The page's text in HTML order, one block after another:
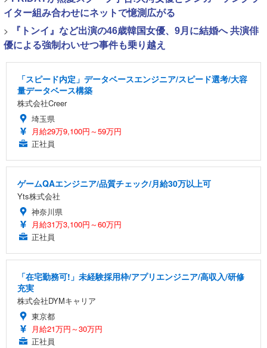
イター組み合わせにネットで憶測広がる
>
『トンイ』など出演の46歳韓国女優、9月に結婚へ 共演俳
優による強制わいせつ事件も乗り越え
「スピード内定」データベースエンジニア/スピード選考/大容
量データベース構築
株式会社Creer
埼玉県
月給29万9,100円～59万円
正社員
ゲームQAエンジニア/品質チェック/月給30万以上可
Yts株式会社
神奈川県
月給31万3,100円～60万円
正社員
「在宅勤務可!」未経験採用枠/アプリエンジニア/高収入/研修
充実
株式会社DYMキャリア
東京都
月給21万円～30万円
正社員